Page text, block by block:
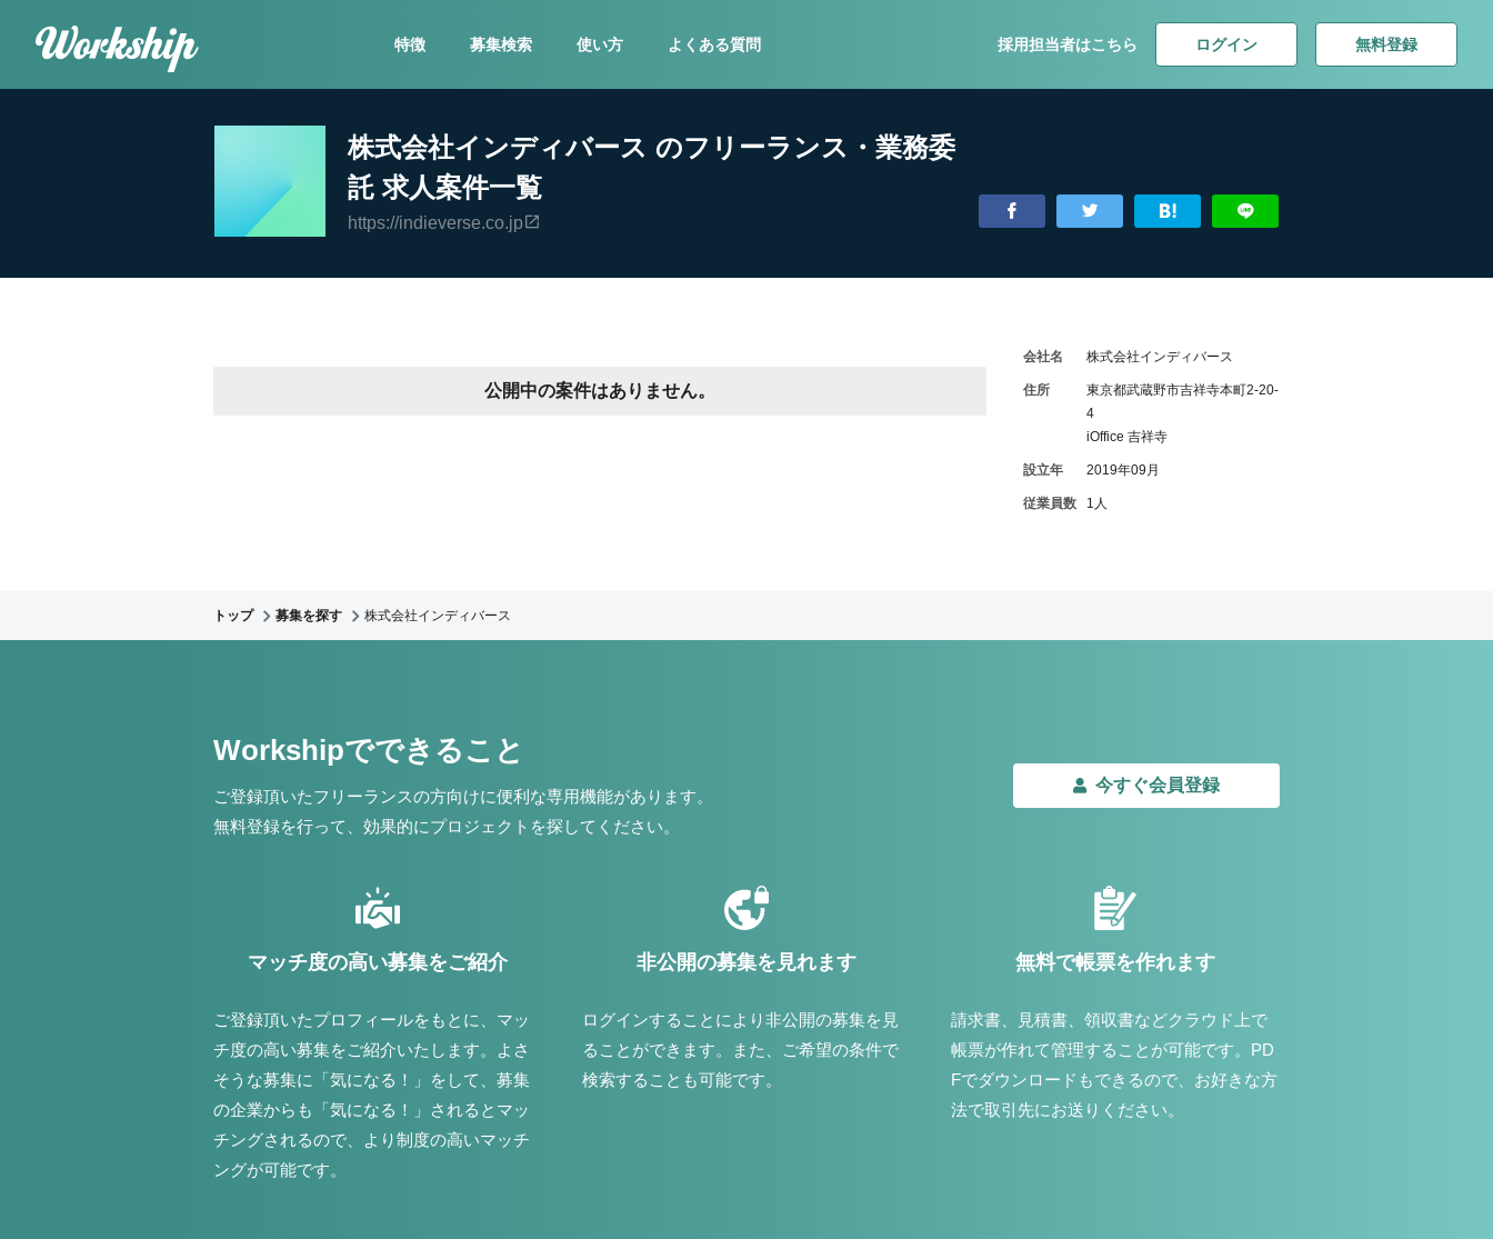
特徴 募集検索 使い方 よくある質問 採用担当者はこちら ログイン 無料登録
株式会社インディバース のフリーランス・業務委
託 求人案件一覧
https://indieverse.co.jp
公開中の案件はありません。
会社名 株式会社インディバース
住所
東京都武蔵野市吉祥寺本町2-20-
4
iOffice 吉祥寺
設立年 2019年09月
従業員数 1人
トップ 募集を探す 株式会社インディバース
Workshipでできること
ご登録頂いたフリーランスの方向けに便利な専用機能があります。
無料登録を行って、効果的にプロジェクトを探してください。
今すぐ会員登録
マッチ度の高い募集をご紹介
ご登録頂いたプロフィールをもとに、マッ
チ度の高い募集をご紹介いたします。よさ
そうな募集に「気になる！」をして、募集
の企業からも「気になる！」されるとマッ
チングされるので、より制度の高いマッチ
ングが可能です。
非公開の募集を見れます
ログインすることにより非公開の募集を見
ることができます。また、ご希望の条件で
検索することも可能です。
無料で帳票を作れます
請求書、見積書、領収書などクラウド上で
帳票が作れて管理することが可能です。PD
Fでダウンロードもできるので、お好きな方
法で取引先にお送りください。